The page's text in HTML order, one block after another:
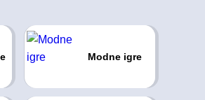
Modne igre